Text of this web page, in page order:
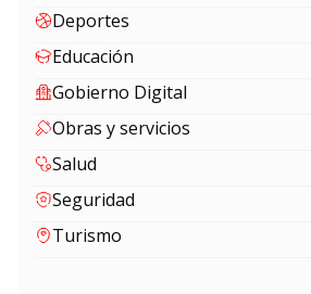
Deportes
Educación
Gobierno Digital
Obras y servicios
Salud
Seguridad
Turismo